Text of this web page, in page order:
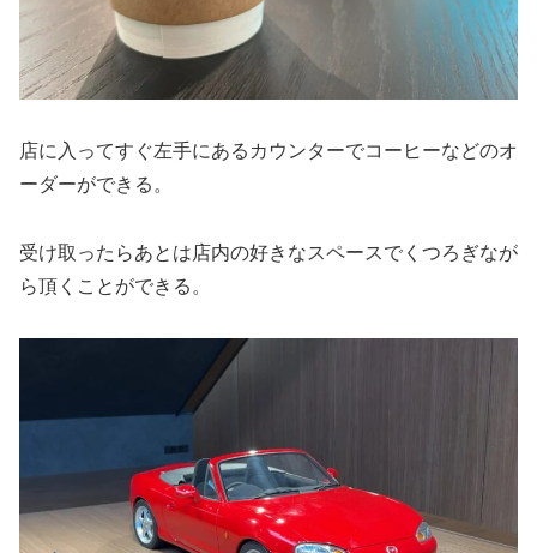
店に入ってすぐ左手にあるカウンターでコーヒーなどのオ
ーダーができる。
受け取ったらあとは店内の好きなスペースでくつろぎなが
ら頂くことができる。